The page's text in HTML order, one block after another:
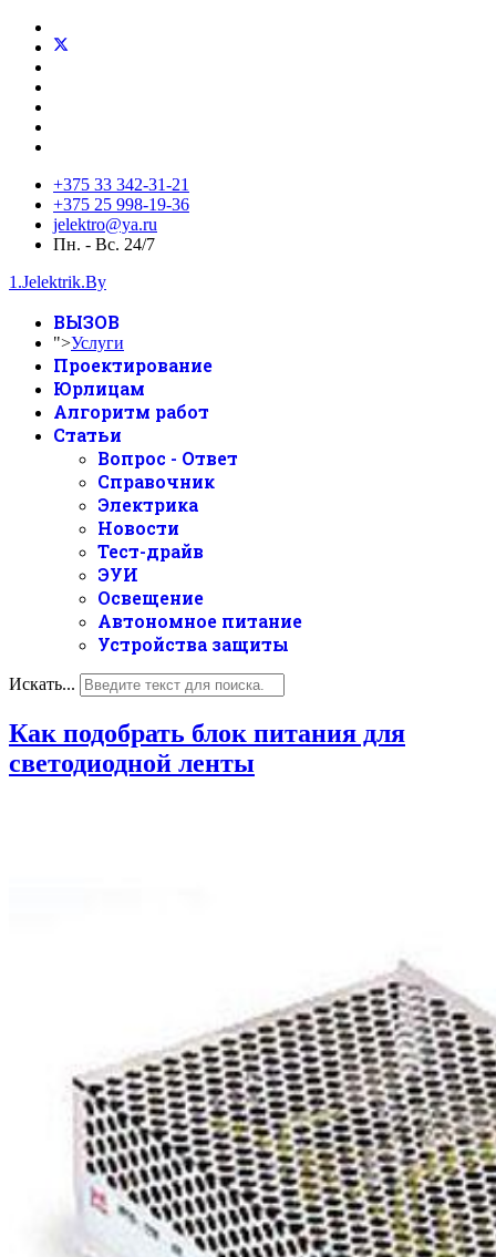
+375 33 342-31-21
+375 25 998-19-36
jelektro@ya.ru
Пн. - Вс. 24/7
1.Jelektrik.By
ВЫЗОВ
">Услуги
Проектирование
Юрлицам
Алгоритм работ
Статьи
Вопрос - Ответ
Справочник
Электрика
Новости
Тест-драйв
ЭУИ
Освещение
Автономное питание
Устройства защиты
Искать...
Как подобрать блок питания для
светодиодной ленты